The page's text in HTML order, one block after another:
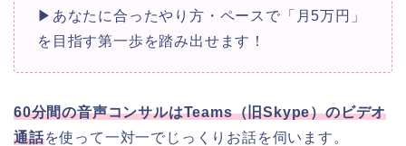
▶あなたに合ったやり方・ペースで「月5万円」
を目指す第一歩を踏み出せます！
60分間の音声コンサルはTeams（旧Skype）のビデオ
通話を使って一対一でじっくりお話を伺います。